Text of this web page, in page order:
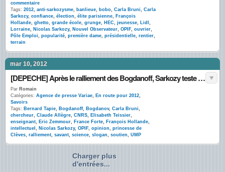
commentaire
Tags: 2012, anti-sarkozysme, banlieue, bobo, Carla Bruni, Carla
Sarkozy, confiance, élection, élite parisienne, François
Hollande, ghetto, grande école, grunge, HEC, jeunesse, Lidl ,
Lorraine, Nicolas Sarkozy, Nouvel Observateur, OPIF, ouvrier,
Pôle Emploi, popularité, première dame, présidentielle, rentier,
terrain
mar 10, 2012
[DEPECHE] Après le ralliement des Bogdanoff, Sarkozy teste « la science forte »
Par Romain
Catégories: Agence de presse Variae, En route pour 2012,
Savoirs
Tags: Bernard Tapie, Bogdanoff, Bogdanov, Carla Bruni,
chercheur, Claude Allègre, CNRS, Elisabeth Teissier,
enseignant, Eric Zemmour, France Forte, François Hollande,
intellectuel , Nicolas Sarkozy, OPIF, opinion, princesse de
Clèves, ralliement, savant, science, slogan, soutien, UMP
Charger plus
d'entrées...